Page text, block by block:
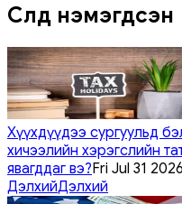
Сүүлд нэмэгдсэн
Хүүхдүүдээ сургуульд
хичээлийн хэрэгслийн
явагддаг вэ?Fri Jul 31 2026
ДэлхийДэлхий